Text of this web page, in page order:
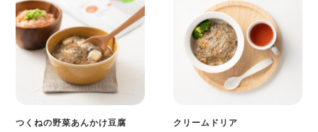
つくねの野菜あんかけ豆腐 クリームドリア